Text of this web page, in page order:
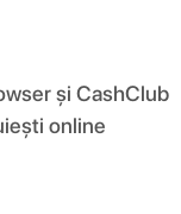
și CashClub
online